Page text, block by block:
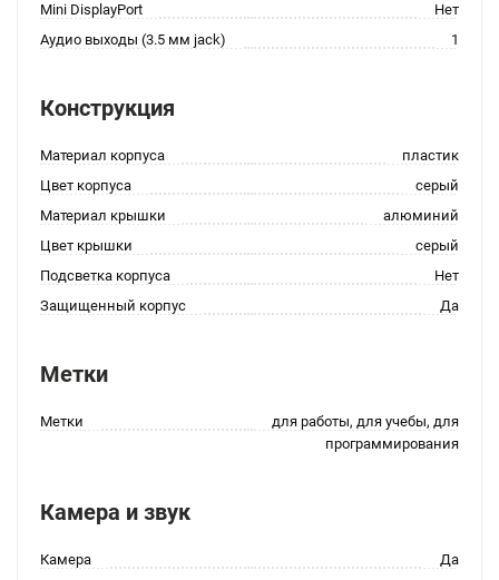
Mini DisplayPort
Нет
Аудио выходы (3.5 мм jack)
1
Конструкция
Материал корпуса
пластик
Цвет корпуса
серый
Материал крышки
алюминий
Цвет крышки
серый
Подсветка корпуса
Нет
Защищенный корпус
Да
Метки
Метки
для работы, для учебы, для
программирования
Камера и звук
Камера
Да